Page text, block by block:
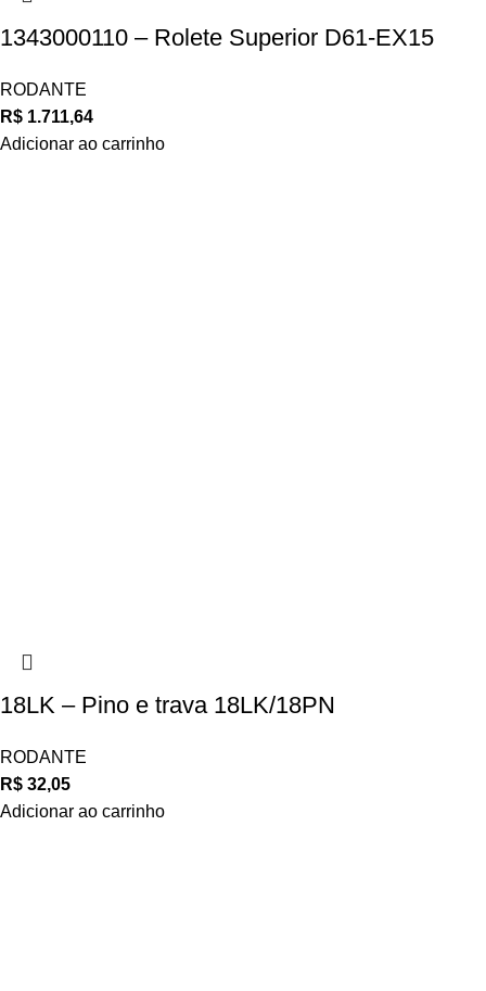
1343000110 – Rolete Superior D61-EX15
RODANTE
R$ 1.711,64
Adicionar ao carrinho
18LK – Pino e trava 18LK/18PN
RODANTE
R$ 32,05
Adicionar ao carrinho